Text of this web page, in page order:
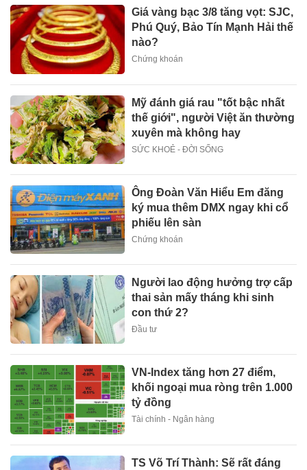
Giá vàng bạc 3/8 tăng vọt: SJC,
Phú Quý, Bảo Tín Mạnh Hải thế
nào?
Chứng khoán
Mỹ đánh giá rau "tốt bậc nhất
thế giới", người Việt ăn thường
xuyên mà không hay
SỨC KHOẺ - ĐỜI SỐNG
Ông Đoàn Văn Hiểu Em đăng
ký mua thêm DMX ngay khi cổ
phiếu lên sàn
Chứng khoán
Người lao động hưởng trợ cấp
thai sản mấy tháng khi sinh
con thứ 2?
Đầu tư
VN-Index tăng hơn 27 điểm,
khối ngoại mua ròng trên 1.000
tỷ đồng
Tài chính - Ngân hàng
TS Võ Trí Thành: Sẽ rất đáng